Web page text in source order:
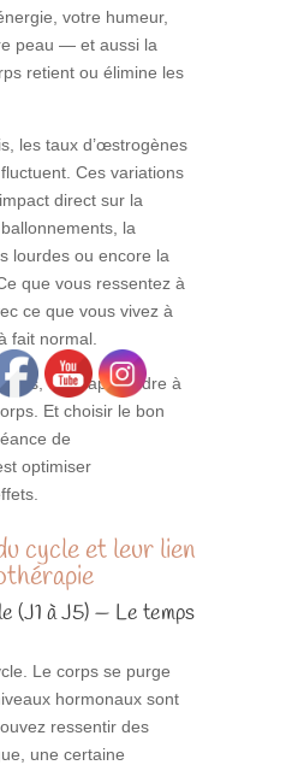
votre humeur,
peau — et aussi la
retient ou élimine les
les taux d’œstrogènes
Ces variations
direct sur la
la
lourdes ou encore la
que vous ressentez à
ce que vous vivez à
fait normal.
c’est apprendre à
Et choisir le bon
de
optimiser
cycle et leur lien
(J1 à J5) — Le temps
Le corps se purge
hormonaux sont
ressentir des
une certaine